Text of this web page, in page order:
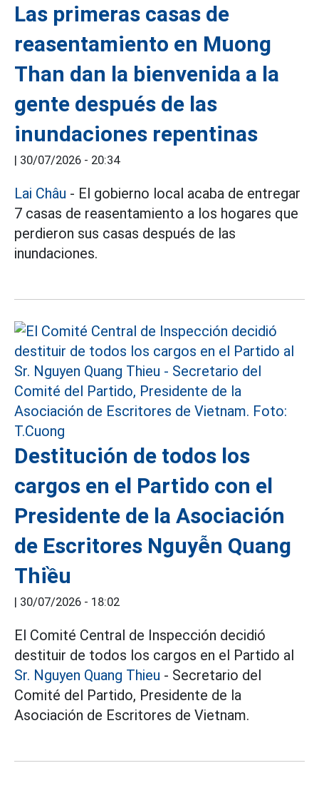
Las primeras casas de
reasentamiento en Muong
Than dan la bienvenida a la
gente después de las
inundaciones repentinas
| 30/07/2026 - 20:34
Lai Châu - El gobierno local acaba de entregar
7 casas de reasentamiento a los hogares que
perdieron sus casas después de las
inundaciones.
Destitución de todos los
cargos en el Partido con el
Presidente de la Asociación
de Escritores Nguyễn Quang
Thiều
| 30/07/2026 - 18:02
El Comité Central de Inspección decidió
destituir de todos los cargos en el Partido al
Sr. Nguyen Quang Thieu - Secretario del
Comité del Partido, Presidente de la
Asociación de Escritores de Vietnam.